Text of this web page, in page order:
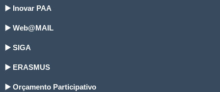
▶️ Inovar PAA
▶️ Web@MAIL
▶️ SIGA
▶️ ERASMUS
▶️ Orçamento Participativo